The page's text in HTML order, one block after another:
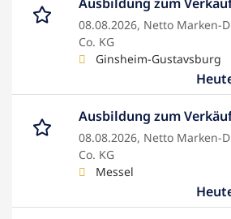
08.08.2026, Netto Marken-
Co. KG
Ginsheim-Gustavsburg
Ausbildung zum
08.08.2026, Netto Marken-
Co. KG
Messel